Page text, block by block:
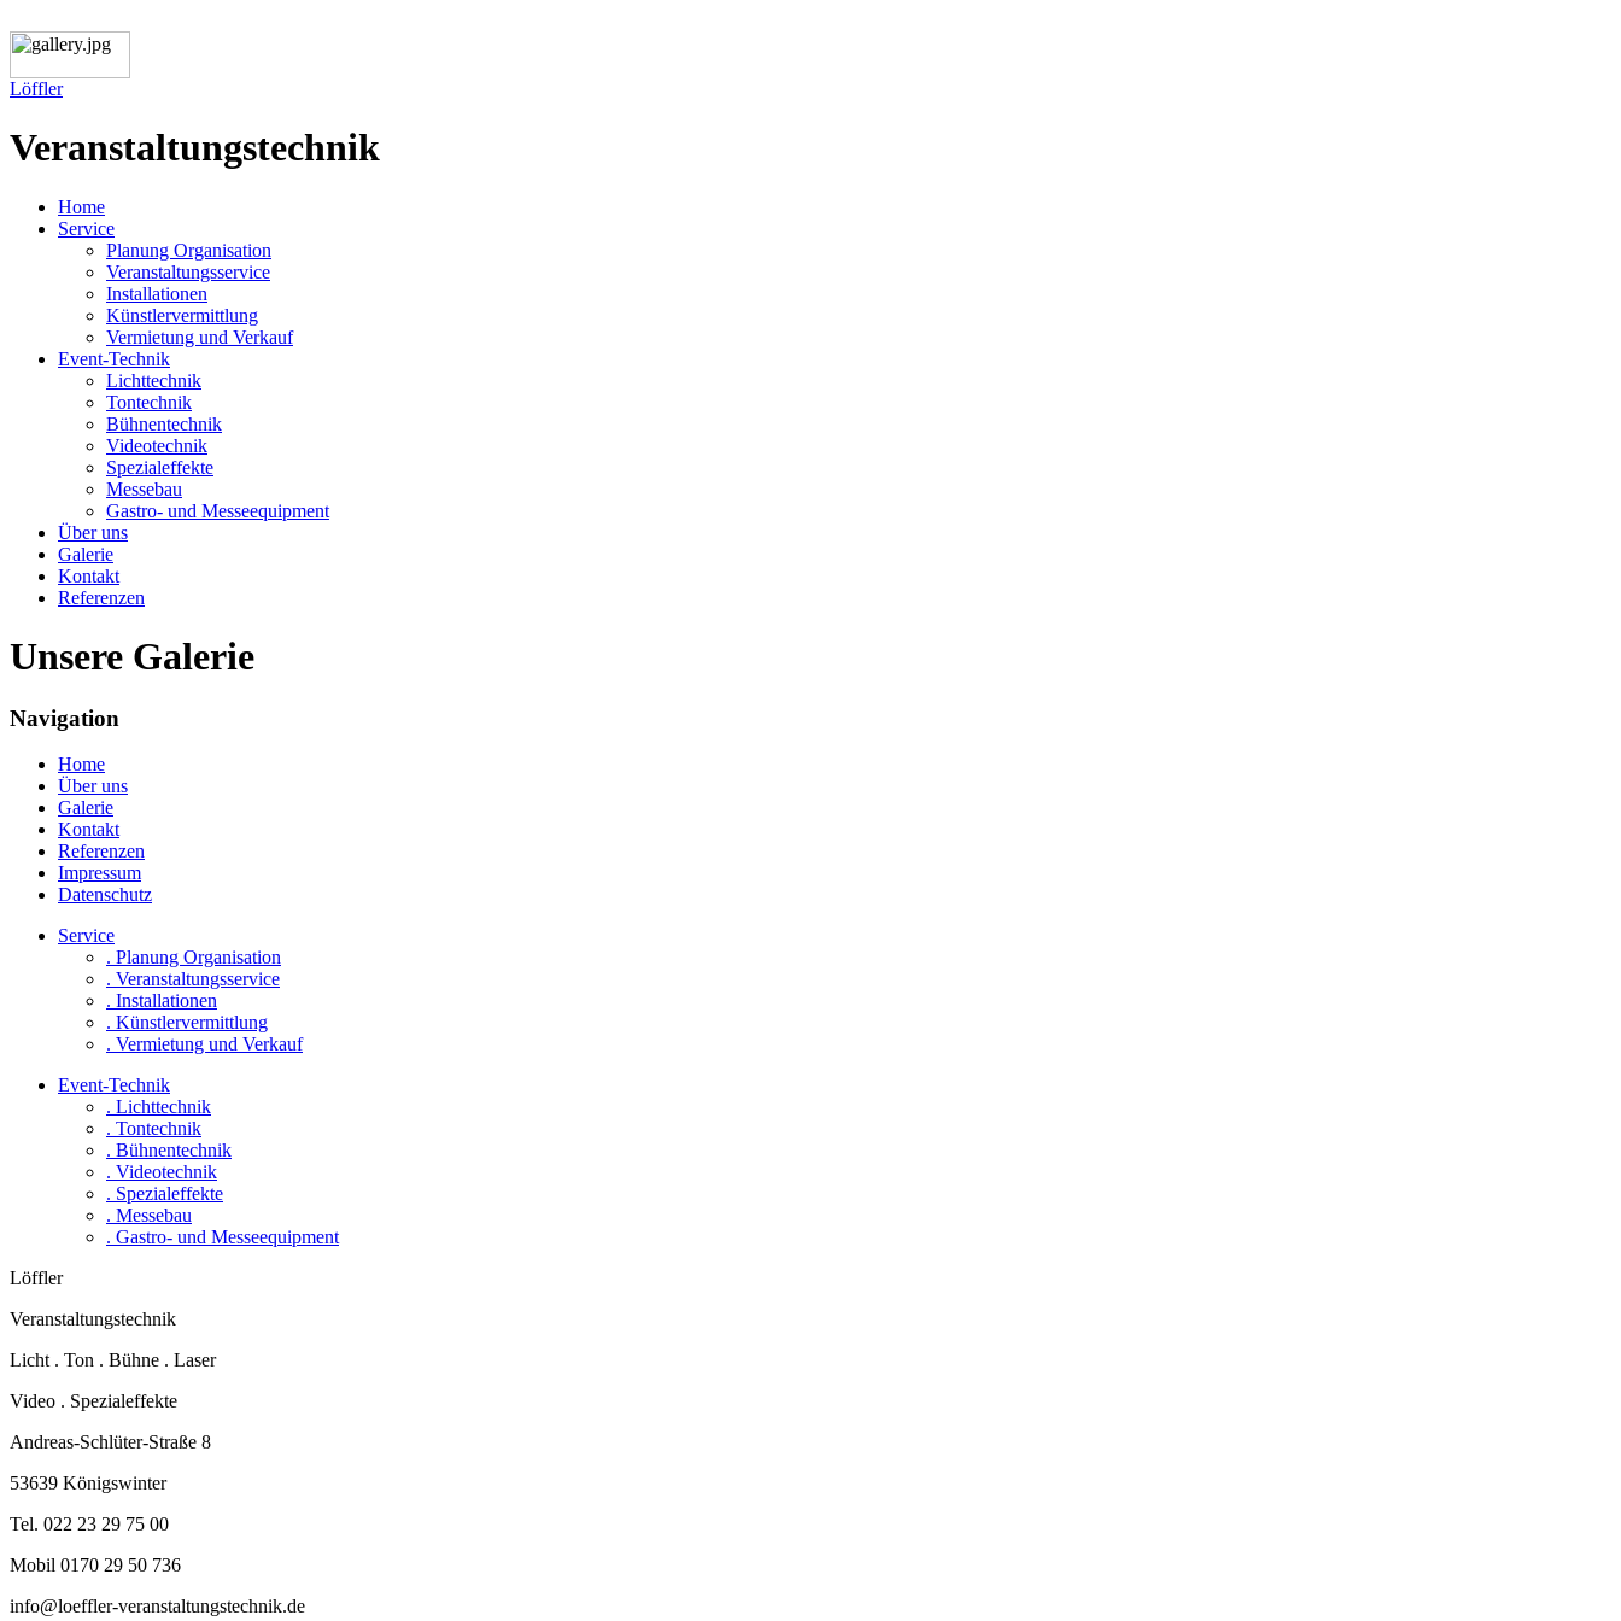
Löffler
Veranstaltungstechnik
Home
Service
Planung Organisation
Veranstaltungsservice
Installationen
Künstlervermittlung
Vermietung und Verkauf
Event-Technik
Lichttechnik
Tontechnik
Bühnentechnik
Videotechnik
Spezialeffekte
Messebau
Gastro- und Messeequipment
Über uns
Galerie
Kontakt
Referenzen
Unsere Galerie
Navigation
Home
Über uns
Galerie
Kontakt
Referenzen
Impressum
Datenschutz
Service
. Planung Organisation
. Veranstaltungsservice
. Installationen
. Künstlervermittlung
. Vermietung und Verkauf
Event-Technik
. Lichttechnik
. Tontechnik
. Bühnentechnik
. Videotechnik
. Spezialeffekte
. Messebau
. Gastro- und Messeequipment
Löffler
Veranstaltungstechnik
Licht . Ton . Bühne . Laser
Video . Spezialeffekte
Andreas-Schlüter-Straße 8
53639 Königswinter
Tel. 022 23 29 75 00
Mobil 0170 29 50 736
info@loeffler-veranstaltungstechnik.de